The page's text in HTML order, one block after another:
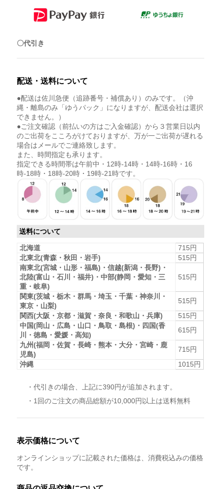
〇代引き
配送・送料について
●配送は佐川急便（追跡番号・補償あり）のみです。（沖
縄・離島のみ「ゆうパック」になりますが、配送会社は選択
できません。）
●ご注文確認（前払いの方はご入金確認）から３営業日以内
のご出荷をこころがけておりますが、万が一ご出荷が遅れる
場合はメールでご連絡致します。
また、時間指定も承ります。
指定できる時間帯は午前中・12時-14時・14時-16時・16
時-18時・18時-20時・19時-21時です。
送料について
北海道
715円
北東北(青森・秋田・岩手)
515円
南東北(宮城・山形・福島)・信越(新潟・長野)・
北陸(富山・石川・福井)・中部(静岡・愛知・三
重・岐阜)
515円
関東(茨城・栃木・群馬・埼玉・千葉・神奈川・
東京・山梨)
515円
関西(大阪・京都・滋賀・奈良・和歌山・兵庫)
515円
中国(岡山・広島・山口・鳥取・島根)・四国(香
川・徳島・愛媛・高知)
615円
九州(福岡・佐賀・長崎・熊本・大分・宮崎・鹿
児島)
715円
沖縄
1015円
・代引きの場合、上記に390円が追加されます。
・1回のご注文の商品総額が10,000円以上は送料無料
表示価格について
オンラインショップに記載された価格は、消費税込みの価格
です。